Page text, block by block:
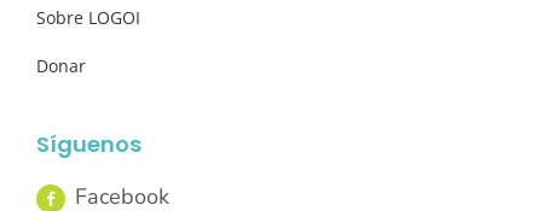
Sobre LOGOI
Donar
Síguenos